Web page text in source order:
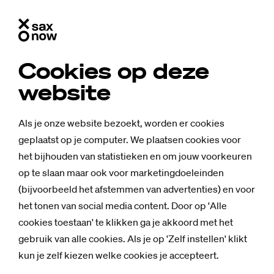
Cookies op deze
website
Als je onze website bezoekt, worden er cookies
geplaatst op je computer. We plaatsen cookies voor
het bijhouden van statistieken en om jouw voorkeuren
op te slaan maar ook voor marketingdoeleinden
(bijvoorbeeld het afstemmen van advertenties) en voor
het tonen van social media content. Door op 'Alle
cookies toestaan' te klikken ga je akkoord met het
gebruik van alle cookies. Als je op 'Zelf instellen' klikt
kun je zelf kiezen welke cookies je accepteert.